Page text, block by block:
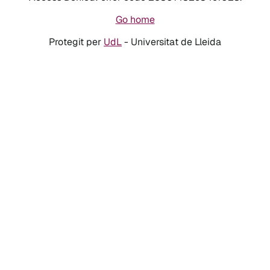
Go home
Protegit per UdL- Universitat de Lleida